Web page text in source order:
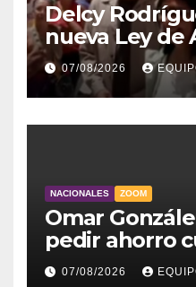
Delcy
nueva Ley
para atender
damnificadas
07/08/2026
NACIONALES ZOOM
Omar
pedir ahorro
viven sin luz y
07/08/2026